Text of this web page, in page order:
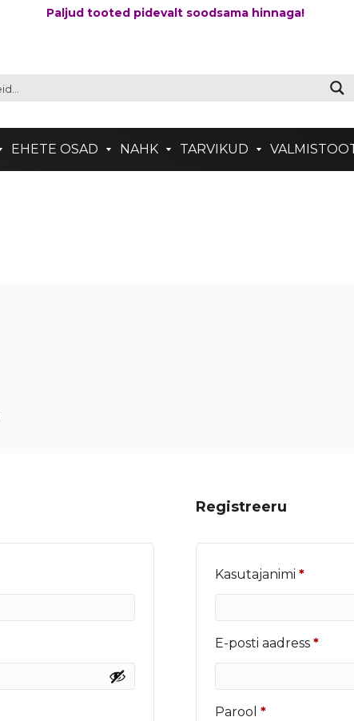
Paljud tooted pidevalt soodsama hinnaga!
EHETE OSAD NAHK TARVIKUD
Registreeru
Kasutajanimi*
E-posti aadress*
Parool*Nõutud